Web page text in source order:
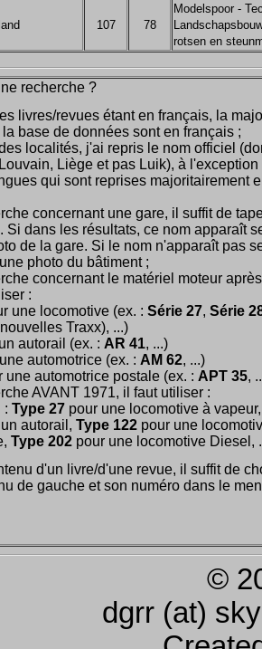
107 78
Modelspoor -
rotsen en
recherche ?
livres/revues étant en français, la
base de données sont en français ;
localités, j'ai repris le nom officiel
Liège et pas Luik), à l'exception
qui sont reprises majoritairement
concernant une gare, il suffit de
Si dans les résultats, ce nom apparaît
de la gare. Si le nom n'apparaît pas
photo du bâtiment ;
concernant le matériel moteur après
:
une locomotive (ex. : Série 27, Série
Traxx), ...)
autorail (ex. : AR 41, ...)
automotrice (ex. : AM 62, ...)
une automotrice postale (ex. : APT 35,
AVANT 1971, il faut utiliser :
: Type 27 pour une locomotive à
autorail, Type 122 pour une
Type 202 pour une locomotive Diesel,
d'un livre/d'une revue, il suffit de
de gauche et son numéro dans le
©
dgrr (at)